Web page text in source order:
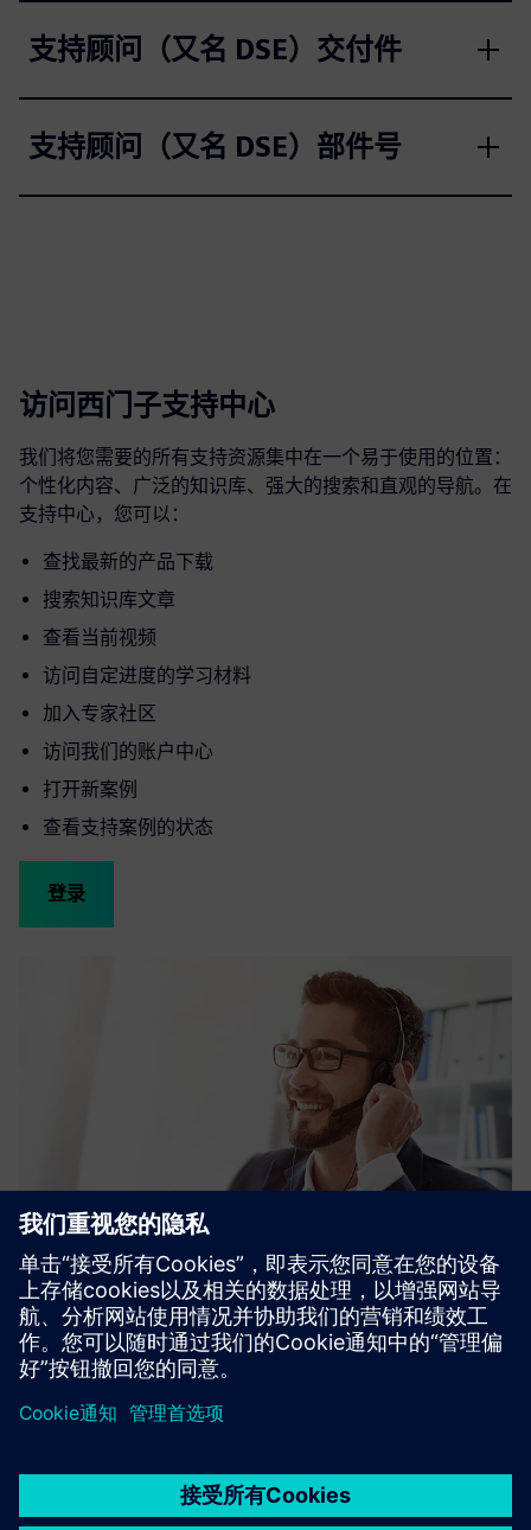
支持顾问（又名 DSE）交付件
支持顾问（又名 DSE）部件号
访问西门子支持中心
我们将您需要的所有支持资源集中在一个易于使用的位置：
个性化内容、广泛的知识库、强大的搜索和直观的导航。在
支持中心，您可以：
查找最新的产品下载
搜索知识库文章
查看当前视频
访问自定进度的学习材料
加入专家社区
访问我们的账户中心
打开新案例
查看支持案例的状态
登录